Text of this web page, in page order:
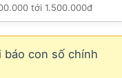
tới 1.500.000đ
báo con số chính